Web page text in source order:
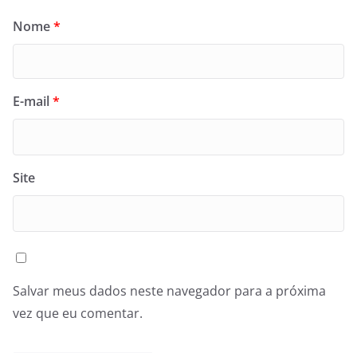
Nome*
E-mail*
Site
Salvar meus dados neste navegador para a próxima
vez que eu comentar.